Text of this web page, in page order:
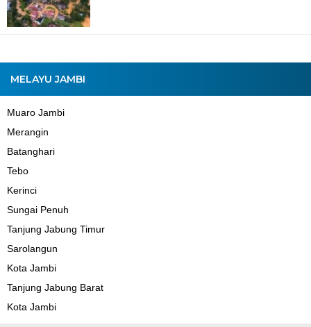
MELAYU JAMBI
Muaro Jambi
Merangin
Batanghari
Tebo
Kerinci
Sungai Penuh
Tanjung Jabung Timur
Sarolangun
Kota Jambi
Tanjung Jabung Barat
Kota Jambi